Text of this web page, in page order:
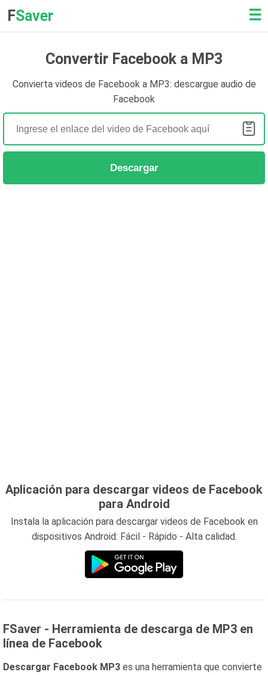
FSaver ☰
Convertir Facebook a MP3
Convierta videos de Facebook a MP3: descargue audio de
Facebook
Descargar
Aplicación para descargar videos de Facebook
para Android
Instala la aplicación para descargar videos de Facebook en
dispositivos Android: Fácil - Rápido - Alta calidad.
FSaver - Herramienta de descarga de MP3 en
línea de Facebook
Descargar Facebook MP3 es una herramienta que convierte